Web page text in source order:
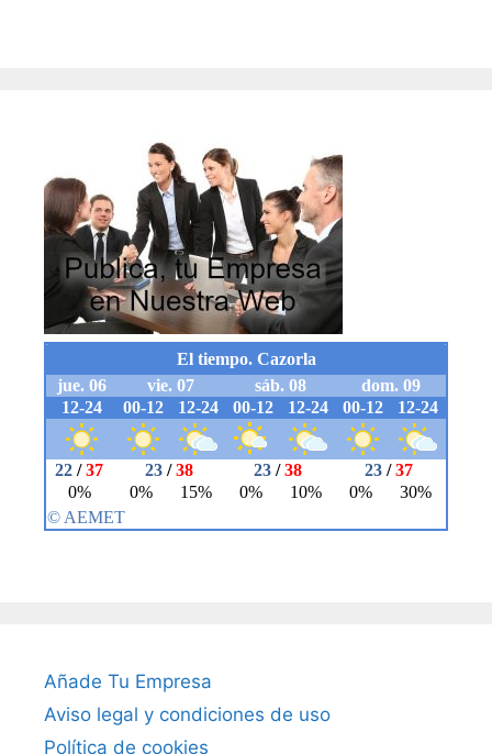
Añade Tu Empresa
Aviso legal y condiciones de uso
Política de cookies